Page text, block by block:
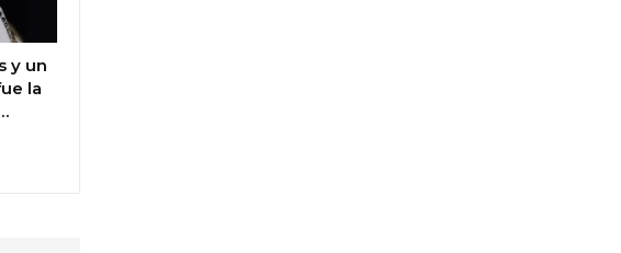
y un
la